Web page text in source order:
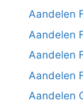
Aandelen
Aandelen
Aandelen
Aandelen
Aandelen